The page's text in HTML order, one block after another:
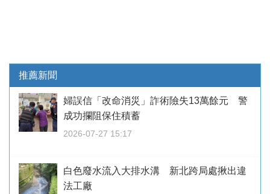
推薦新聞
婦誤信「改命消災」詐術險失13萬餘元 警
成功攔阻保住積蓄
2026-07-27 15:17
白色廢水流入大排水溝 新北跨局處揪出違
法工廠